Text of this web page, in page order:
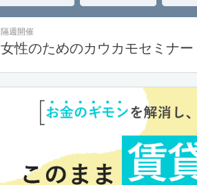
隔週開催
女性のためのカウカモセミナー